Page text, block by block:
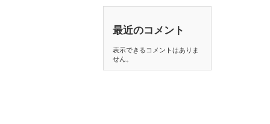
最近のコメント
表示できるコメントはありま
せん。